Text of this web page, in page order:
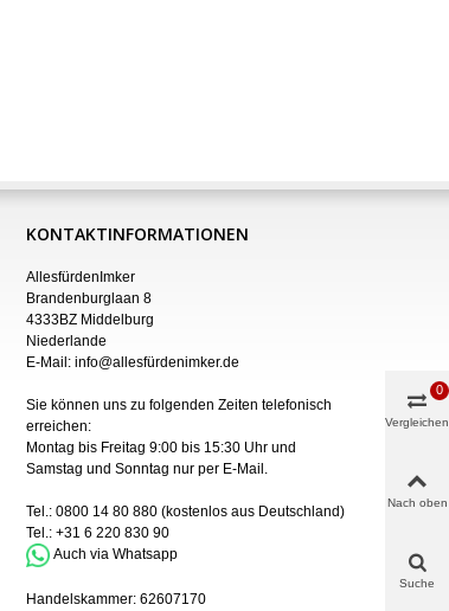
KONTAKTINFORMATIONEN
AllesfürdenImker
Brandenburglaan 8
4333BZ Middelburg
Niederlande
E-Mail: info@allesfürdenimker.de
Sie können uns zu folgenden Zeiten telefonisch
erreichen:
Montag bis Freitag 9:00 bis 15:30 Uhr und
Samstag und Sonntag nur per E-Mail .
Tel.: 0800 14 80 880 (kostenlos aus Deutschland)
Tel.: +31 6 220 830 90
Auch via Whatsapp
Handelskammer: 62607170
Vergleichen
0
Nach oben
Suche